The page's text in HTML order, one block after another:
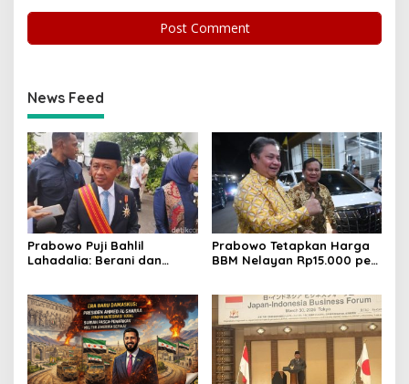
News Feed
Prabowo Puji Bahlil
Lahadalia: Berani dan
Prabowo Tetapkan Harga
BBM Nelayan Rp15.000 per